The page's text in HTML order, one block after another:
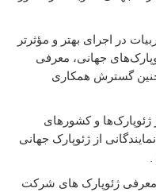
در اجرای بهتر و مؤثرتر
جهانی، معرفی
گسترش همکاری
از ۵۰۰ نماینده از ژئوپارک‌ها و کشورهای
از ژئوپارک جهانی
.
معرفی ژئوپارک های شرکت